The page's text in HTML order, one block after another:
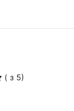
( з 5)